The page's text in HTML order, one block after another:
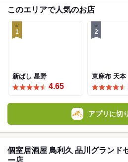
このエリアで人気のお店
1
新ばし 星野
4.65
2
東麻布 天本
アプリに切
個室居酒屋 鳥利久 品川グランド